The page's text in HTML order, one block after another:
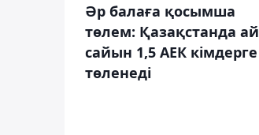
Әр балаға қосымша
төлем: Қазақстанда ай
сайын 1,5 АЕК кімдерге
төленеді